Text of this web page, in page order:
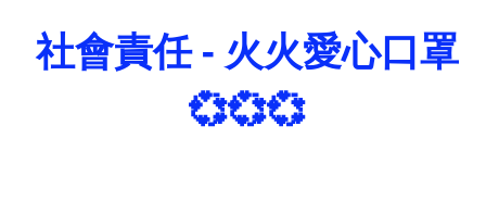
社會責任 - 火火愛心口罩
💞💞💞